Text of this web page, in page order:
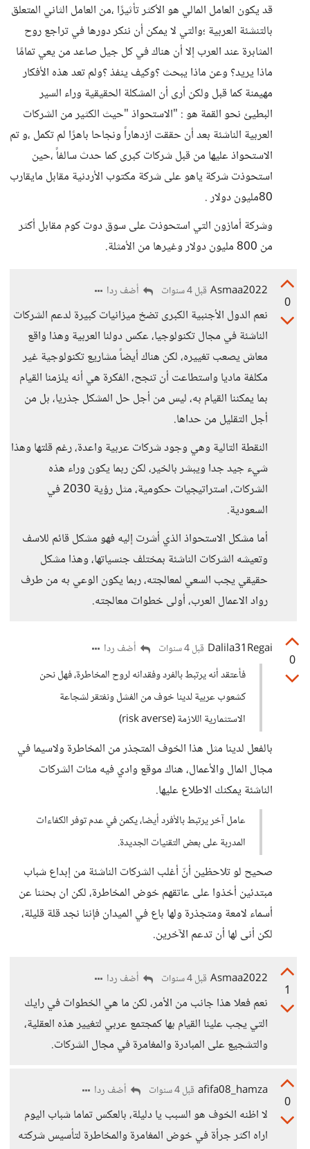
قد يكون العامل المالي هو الأكثر تأثيرًا ،من العامل الثاني المتعلق
بالتنشئة العربية ؛والتي لا يمكن أن ننكر دورها في تراجع روح
المثابرة عند العرب إلا أن هناك في كل جيل صاعد من يعي تمامًا
ماذا يريد؟ وعن ماذا يبحث ؟وكيف ينفذ ؟ولم تعد هذه الأفكار
مهيمنة كما قبل ولكن أرى أن المشكلة الحقيقية وراء السير
البطيئ نحو القمة هو : "الاستحواذ "حيث الكثير من الشركات
العربية الناشئة بعد أن حققت ازدهاراً ونجاحا باهرًا لم تكمل ،و تم
الاستحواذ عليها من قبل شركات كبرى كما حدث سالفاً ،حين
استحوذت شركة ياهو على شركة مكتوب الأردنية مقابل مايقارب
80مليون دولار .
وشركة أمازون التي استحوذت على سوق دوت كوم مقابل أكثر
من 800 مليون دولار وغيرها من الأمثلة.
0
Asmaa2022 قبل 4 سنوات أضف ردا
نعم الدول الأجنبية الكبرى تضخ ميزانيات كبيرة لدعم الشركات
الناشئة في مجال تكنولوجيا، عكس دولنا العربية وهذا واقع
معاش يصعب تغييره، لكن هناك أيضاً مشاريع تكنولوجية غير
مكلفة ماديا واستطاعت أن تنجح، الفكرة هي أنه يلزمنا القيام
بما يمكننا القيام به، ليس من أجل حل المشكل جذريا، بل من
أجل التقليل من حداها.
النقطة التالية وهي وجود شركات عربية واعدة، رغم قلتها وهذا
شيء جيد جدا ويبشر بالخير، لكن ربما يكون وراء هذه
الشركات، استراتيجيات حكومية، مثل رؤية 2030 في
السعودية.
أما مشكل الاستحواذ الذي أشرت إليه فهو مشكل قائم للاسف
وتعيشه الشركات الناشئة بمختلف جنسياتها، وهذا مشكل
حقيقي يجب السعي لمعالجته، ربما يكون الوعي به من طرف
رواد الاعمال العرب، أولى خطوات معالجته.
0
Dalila31Regai قبل 4 سنوات
أضف ردا
فأعتقد أنه يرتبط بالفرد وفقدانه لروح المخاطرة، فهل نحن
كشعوب عربية لدينا خوف من الفشل ونفتقر لشجاعة
الاستثمارية اللازمة (risk averse)
بالفعل لدينا مثل هذا الخوف المتجذر من المخاطرة ولاسيما في
مجال المال والأعمال، هناك موقع وادي فيه مئات الشركات
الناشئة يمكنك الاطلاع عليها.
عامل آخر يرتبط بالأفرد أيضا، يكمن في عدم توفر الكفاءات
المدربة على بعض التقنيات الجديدة.
صحيح لو تلاحظين أنّ أغلب الشركات الناشئة من إبداع شباب
مبتدئين أخذوا على عاتقهم خوض المخاطرة، لكن ان بحثنا عن
أسماء لامعة ومتجذرة ولها باع في الميدان فإننا نجد قلة قليلة،
لكن أنى لها أن تدعم الآخرين.
1
Asmaa2022 قبل 4 سنوات أضف ردا
نعم فعلا هذا جانب من الأمر، لكن ما هي الخطوات في رايك
التي يجب علينا القيام بها كمجتمع عربي لتغيير هذه العقلية،
والتشجيع على المبادرة والمغامرة في مجال الشركات.
0
afifa08_hamza قبل 4 سنوات أضف ردا
لا اظنه الخوف هو السبب يا دليلة، بالعكس تماما شباب اليوم
اراه اكثر جرأة في خوض المغامرة والمخاطرة لتأسيس شركته